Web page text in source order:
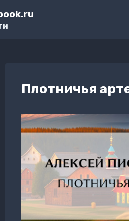
Плотничья